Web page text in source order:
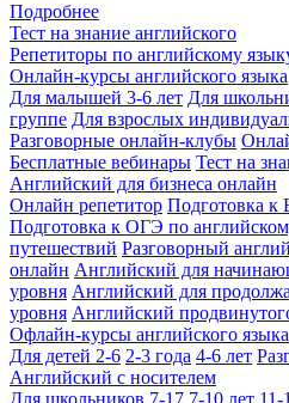
Подробнее
Тест на знание английского
Репетиторы по английскому
Онлайн-курсы английского языка
Для малышей 3-6 лет Для
группе Для взрослых
Разговорные онлайн-клубы
Бесплатные вебинары Тест на
Английский для бизнеса онлайн
Онлайн репетитор Подготовка к
Подготовка к ОГЭ по
путешествий Разговорный
онлайн Английский для
уровня Английский для
уровня Английский
Офлайн-курсы английского языка
Для детей 2-6 2-3 года 4-6 лет
Английский с носителем
Для школьников 7-17 7-10 лет 11-